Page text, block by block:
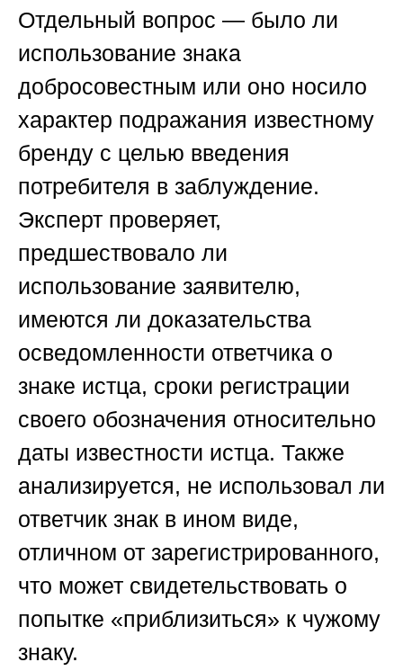
Отдельный вопрос — было ли
использование знака
добросовестным или оно носило
характер подражания известному
бренду с целью введения
потребителя в заблуждение.
Эксперт проверяет,
предшествовало ли
использование заявителю,
имеются ли доказательства
осведомленности ответчика о
знаке истца, сроки регистрации
своего обозначения относительно
даты известности истца. Также
анализируется, не использовал ли
ответчик знак в ином виде,
отличном от зарегистрированного,
что может свидетельствовать о
попытке «приблизиться» к чужому
знаку.